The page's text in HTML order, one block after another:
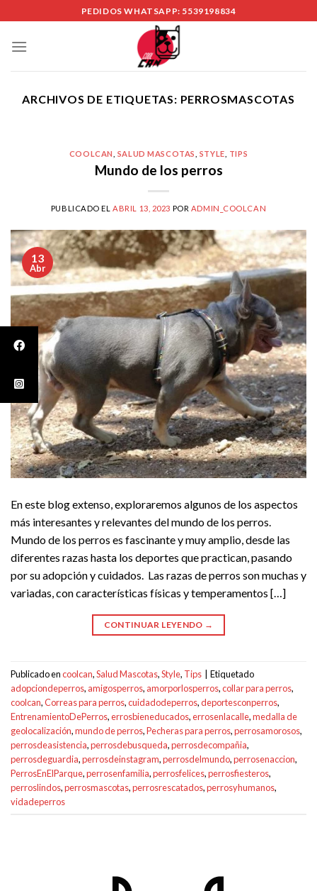
to
content
PEDIDOS WHATSAPP: 5539198834
ARCHIVOS DE ETIQUETAS: PERROSMASCOTAS
COOLCAN SALUD MASCOTAS STYLE TIPS
Mundo de los perros
PUBLICADO EL ABRIL 13, 2023 POR ADMIN_COOLCAN
13
Abr
En este blog extenso, exploraremos algunos de los aspectos
más interesantes y relevantes del mundo de los perros.
Mundo de los perros es fascinante y muy amplio, desde las
diferentes razas hasta los deportes que practican, pasando
por su adopción y cuidados. Las razas de perros son muchas y
variadas, con características físicas y temperamentos […]
CONTINUAR LEYENDO →
Publicado encoolcan,Salud Mascotas,Style, Tips | Etiquetado
adopciondeperros, amigosperros, amorporlosperros,collar para perros,
coolcan,Correas para perros,cuidadodeperros,deportesconperros,
EntrenamientoDePerros,errosbieneducados,errosenlacalle,medalla de
geolocalización,mundo de perros,Pecheras para perros,perrosamorosos,
perrosdeasistencia,perrosdebusqueda,perrosdecompañia,
perrosdeguardia,perrosdeinstagram,perrosdelmundo,perrosenaccion,
PerrosEnElParque,perrosenfamilia,perrosfelices,perrosfiesteros,
perroslindos,perrosmascotas,perrosrescatados,perrosyhumanos,
vidadeperros